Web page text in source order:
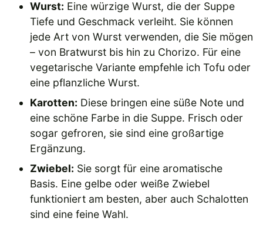
Wurst: Eine würzige Wurst, die der Suppe
Tiefe und Geschmack verleiht. Sie können
jede Art von Wurst verwenden, die Sie mögen
– von Bratwurst bis hin zu Chorizo. Für eine
vegetarische Variante empfehle ich Tofu oder
eine pflanzliche Wurst.
Karotten: Diese bringen eine süße Note und
eine schöne Farbe in die Suppe. Frisch oder
sogar gefroren, sie sind eine großartige
Ergänzung.
Zwiebel: Sie sorgt für eine aromatische
Basis. Eine gelbe oder weiße Zwiebel
funktioniert am besten, aber auch Schalotten
sind eine feine Wahl.